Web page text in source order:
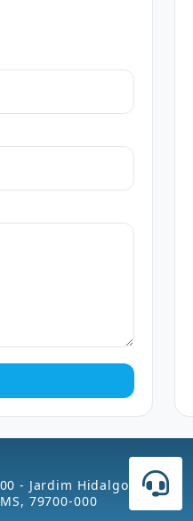
- Jardim Hidalgo
79700-000